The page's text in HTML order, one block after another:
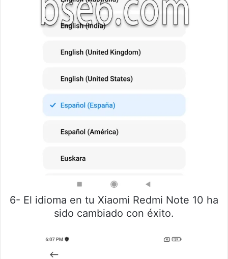
6- El idioma en tu Xiaomi Redmi Note 10 ha
sido cambiado con éxito.